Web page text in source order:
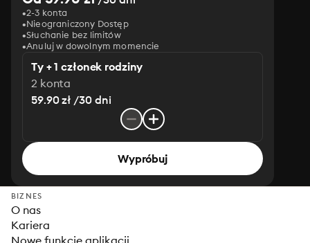
2-3 konta
Nieograniczony Dostęp
Słuchanie bez limitów
Anuluj w dowolnym momencie
Ty + 1 członek rodziny
2 konta
59.90 zł /30 dni
Wypróbuj
BIZNES
O nas
Kariera
Nowe funkcje aplikacji